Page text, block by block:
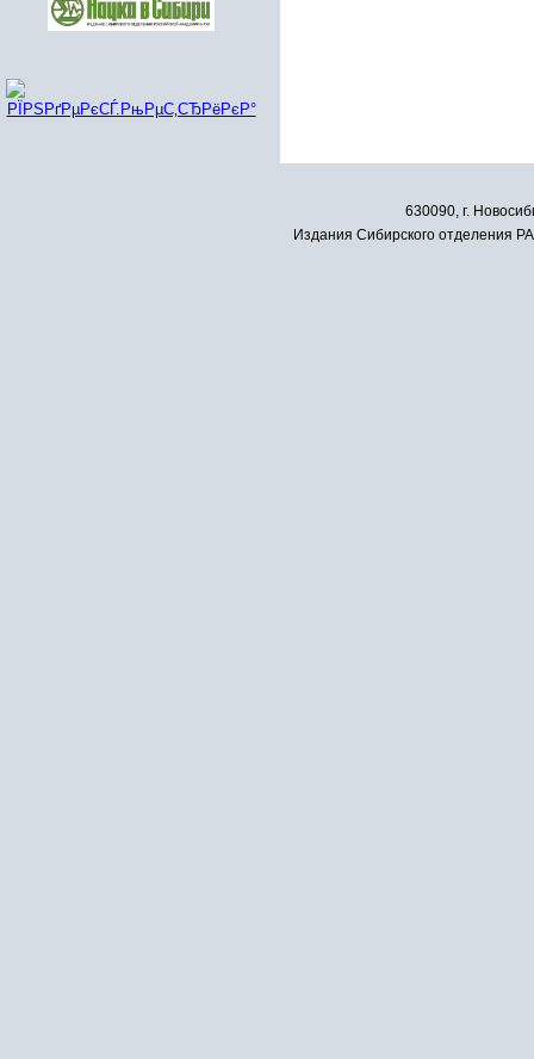
630090, г.
Издания Сибирского отделения